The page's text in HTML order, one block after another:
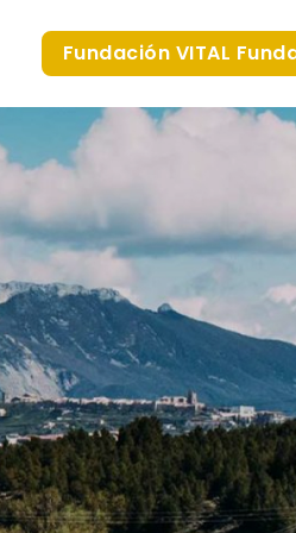
Fundación VITAL